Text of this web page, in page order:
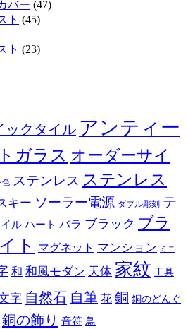
バー (47)
ト (45)
ト (23)
ックタイル アンティー
ガラス オーダーサイ
色 ステンレス ステンレス
キー ソーラー電源 ダブル彫刻 テ
ル ハート バラ ブラック ブラ
ト マグネット マンション ミニ
和 和風モダン 天体 家紋 工具
字 自然石 自筆 花 銅 銅のどんぐ
銅の飾り 音符 鳥